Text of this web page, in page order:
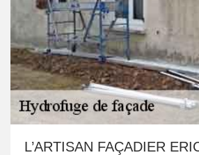
L’ARTISAN FAÇADIER